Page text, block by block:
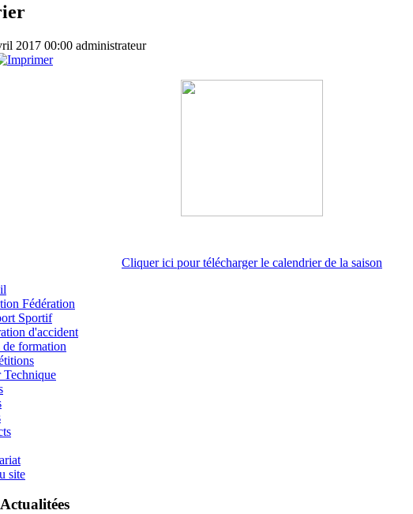
2017 00:00 administrateur
Cliquer ici pour télécharger le calendrier de la saison
Fédération
Sportif
d'accident
de formation
Technique
site